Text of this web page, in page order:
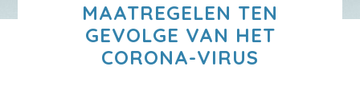
MAATREGELEN TEN
GEVOLGE VAN HET
CORONA-VIRUS